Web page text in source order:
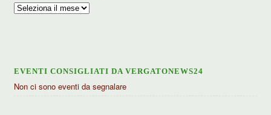
Archivio
EVENTI CONSIGLIATI DA VERGATONEWS24
Non ci sono eventi da segnalare